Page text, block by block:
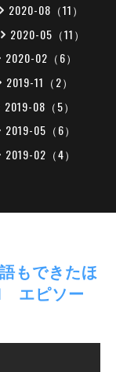
2020-08（11）
2020-05（11）
2020-02（6）
2019-11（2）
2019-08（5）
2019-05（6）
2019-02（4）
もできたほ
エピソー